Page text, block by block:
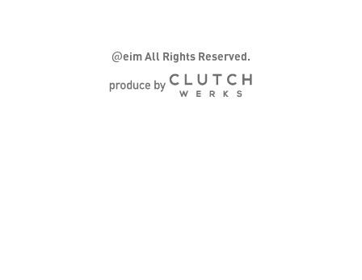
@eim All Rights Reserved.